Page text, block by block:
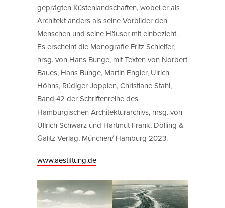
geprägten Küstenlandschaften, wobei er als
Architekt anders als seine Vorbilder den
Menschen und seine Häuser mit einbezieht.
Es erscheint die Monografie Fritz Schleifer,
hrsg. von Hans Bunge, mit Texten von Norbert
Baues, Hans Bunge, Martin Engler, Ulrich
Höhns, Rüdiger Joppien, Christiane Stahl,
Band 42 der Schriftenreihe des
Hamburgischen Architekturarchivs, hrsg. von
Ullrich Schwarz und Hartmut Frank, Dölling &
Galitz Verlag, München/ Hamburg 2023.
www.aestiftung.de